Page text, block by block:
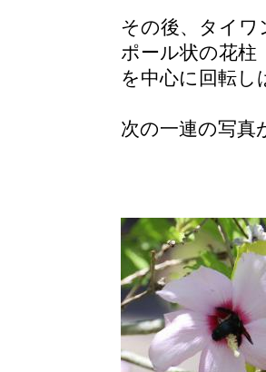
その後、タイ
ポール状の花柱
を中心に回転
次の一連の写真